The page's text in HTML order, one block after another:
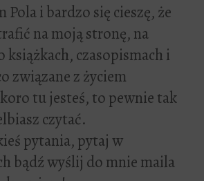
Pola i bardzo się cieszę, że
na moją stronę, na
książkach, czasopismach i
związane z życiem
tu jesteś, to pewnie tak
czytać.
pytania, pytaj w
bądź wyślij do mnie maila